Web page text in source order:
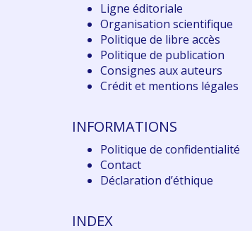
Ligne éditoriale
Organisation scientifique
Politique de libre accès
Politique de publication
Consignes aux auteurs
Crédit et mentions légales
INFORMATIONS
Politique de confidentialité
Contact
Déclaration d’éthique
INDEX